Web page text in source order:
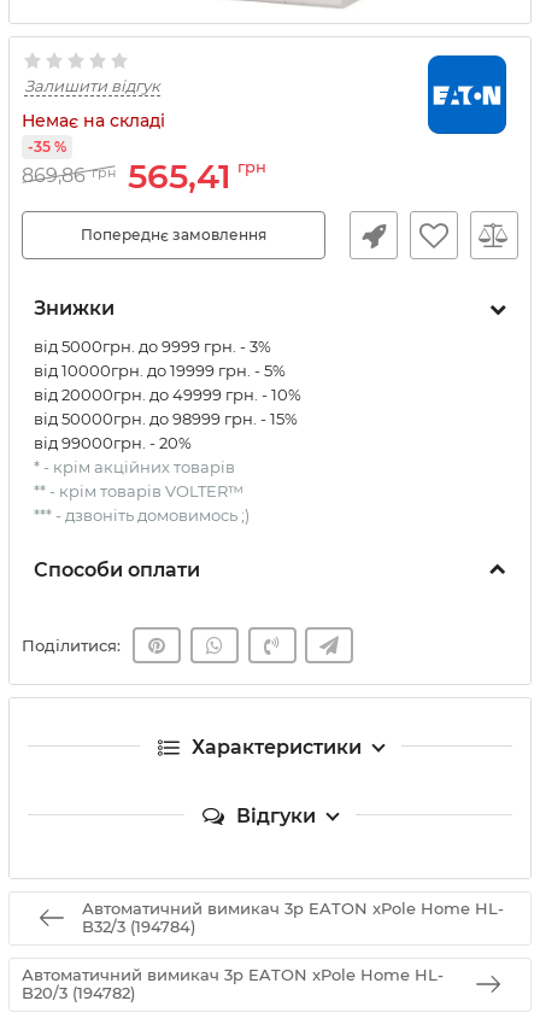
Залишити відгук
Немає на складі
869,86 грн 565,41 грн
-35 %
Попереднє замовлення
Знижки
від 5000грн. до 9999 грн. - 3%
від 10000грн. до 19999 грн. - 5%
від 20000грн. до 49999 грн. - 10%
від 50000грн. до 98999 грн. - 15%
від 99000грн. - 20%
* - крім акційних товарів
** - крім товарів VOLTER™
*** - дзвоніть домовимось ;)
Способи оплати
Поділитися:
Характеристики
Відгуки
Автоматичний вимикач 3p EATON xPole Home HL-
B32/3 (194784)
Автоматичний вимикач 3p EATON xPole Home HL-
B20/3 (194782)